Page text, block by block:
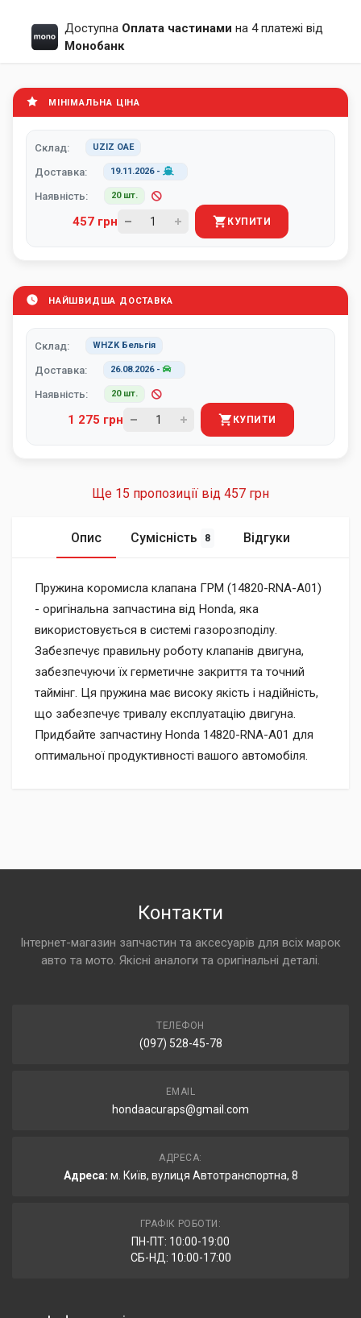
Доступна Оплата частинами на 4 платежі від
Монобанк
МІНІМАЛЬНА ЦІНА
Склад: UZIZ ОАЕ
Доставка: 19.11.2026-
Наявність: 20 шт.
457 грн КУПИТИ
НАЙШВИДША ДОСТАВКА
Склад: WHZK Бельгія
Доставка: 26.08.2026-
Наявність: 20 шт.
1 275 грн КУПИТИ
Ще 15 пропозиції від 457 грн
Опис Сумісність 8 Відгуки
Пружина коромисла клапана ГРМ (14820-RNA-A01)
- оригінальна запчастина від Honda, яка
використовується в системі газорозподілу.
Забезпечує правильну роботу клапанів двигуна,
забезпечуючи їх герметичне закриття та точний
таймінг. Ця пружина має високу якість і надійність,
що забезпечує тривалу експлуатацію двигуна.
Придбайте запчастину Honda 14820-RNA-A01 для
оптимальної продуктивності вашого автомобіля.
Контакти
Інтернет-магазин запчастин та аксесуарів для всіх марок
авто та мото. Якісні аналоги та оригінальні деталі.
ТЕЛЕФОН
(097) 528-45-78
EMAIL
hondaacuraps@gmail.com
АДРЕСА:
Адреса: м. Київ, вулиця Автотранспортна, 8
ГРАФІК РОБОТИ:
ПН-ПТ: 10:00-19:00
СБ-НД: 10:00-17:00